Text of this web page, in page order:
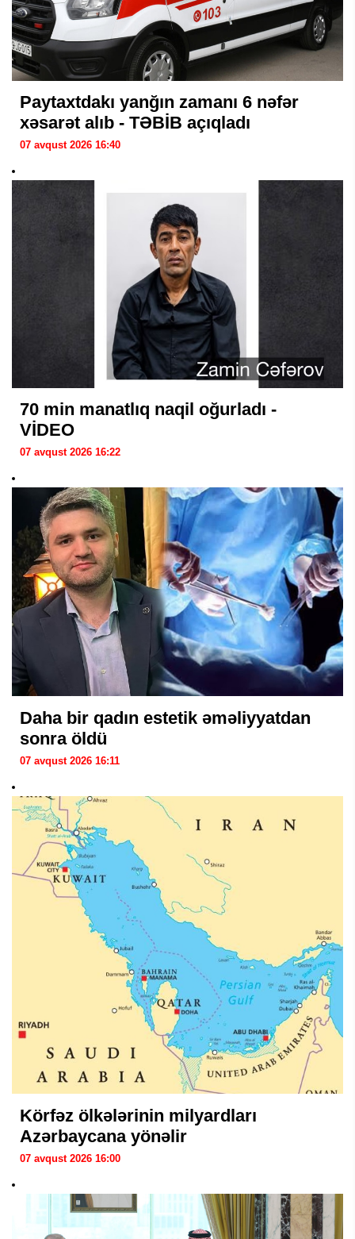
Paytaxtdakı yanğın zamanı 6 nəfər
xəsarət alıb - TƏBİB açıqladı
07 avqust 2026 16:40
70 min manatlıq naqil oğurladı -
VİDEO
07 avqust 2026 16:22
Daha bir qadın estetik əməliyyatdan
sonra öldü
07 avqust 2026 16:11
Körfəz ölkələrinin milyardları
Azərbaycana yönəlir
07 avqust 2026 16:00